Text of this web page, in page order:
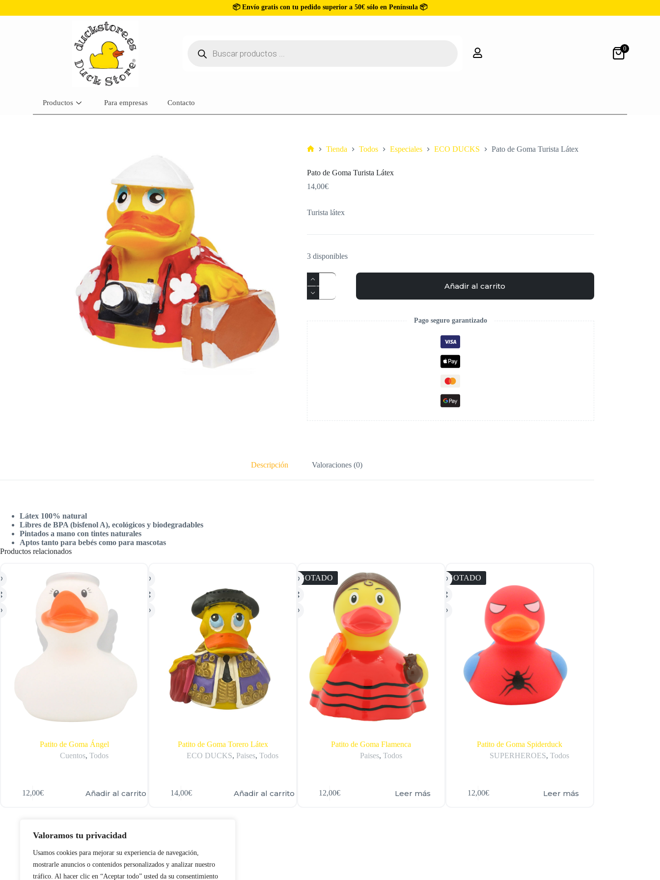
Valoramos tu privacidad
Usamos cookies para mejorar su experiencia de navegación,
mostrarle anuncios o contenidos personalizados y analizar nuestro
tráfico. Al hacer clic en “Aceptar todo” usted da su consentimiento
📦 Envío gratis con tu pedido superior a 50€ sólo en Península 📦
0
Productos Para empresas Contacto
Tienda Todos Especiales ECO DUCKS Pato de Goma Turista Látex
Pato de Goma Turista Látex
14,00€
Turista látex
3 disponibles
Añadir al carrito
Pago seguro garantizado
Descripción Valoraciones (0)
Látex 100% natural
Libres de BPA (bisfenol A), ecológicos y biodegradables
Pintados a mano con tintes naturales
Aptos tanto para bebés como para mascotas
Productos relacionados
Patito de Goma Ángel
Cuentos, Todos
12,00€ Añadir al carrito
Patito de Goma Torero Látex
ECO DUCKS, Paises,Todos
14,00€ Añadir al carrito
AGOTADO
Patito de Goma Flamenca
Paises, Todos
12,00€ Leer más
AGOTADO
Patito de Goma Spiderduck
SUPERHEROES,Todos
12,00€ Leer más